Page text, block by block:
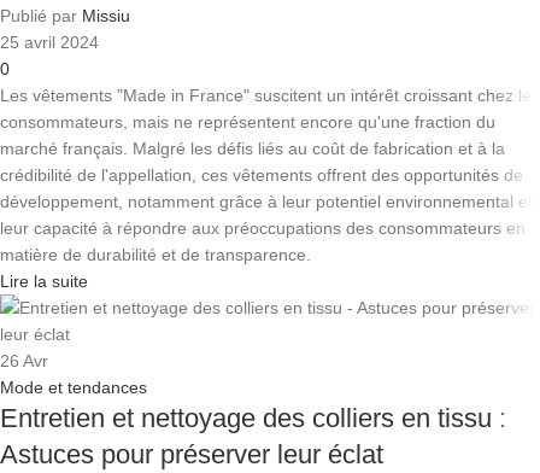
Publié par Missiu
25 avril 2024
0
Les vêtements "Made in France" suscitent un intérêt croissant chez les
consommateurs, mais ne représentent encore qu'une fraction du
marché français. Malgré les défis liés au coût de fabrication et à la
crédibilité de l'appellation, ces vêtements offrent des opportunités de
développement, notamment grâce à leur potentiel environnemental et
leur capacité à répondre aux préoccupations des consommateurs en
matière de durabilité et de transparence.
Lire la suite
26 Avr
Mode et tendances
Entretien et nettoyage des colliers en tissu :
Astuces pour préserver leur éclat